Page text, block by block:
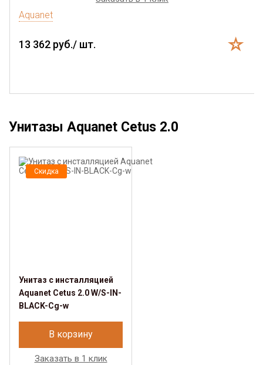
Aquanet
13 362 руб./ шт.
Унитазы Aquanet Cetus 2.0
Скидка
Унитаз с инсталляцией
Aquanet Cetus 2.0 W/S-IN-
BLACK-Cg-w
В корзину
Заказать в 1 клик